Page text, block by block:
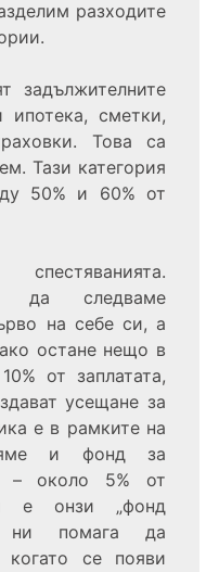
разходите
задължителните
сметки,
Това са
Тази категория
50% и 60% от
да следваме
на себе си, а
остане нещо в
от заплатата,
усещане за
е в рамките на
и фонд за
– около 5% от
е онзи „фонд
ни помага да
когато се появи